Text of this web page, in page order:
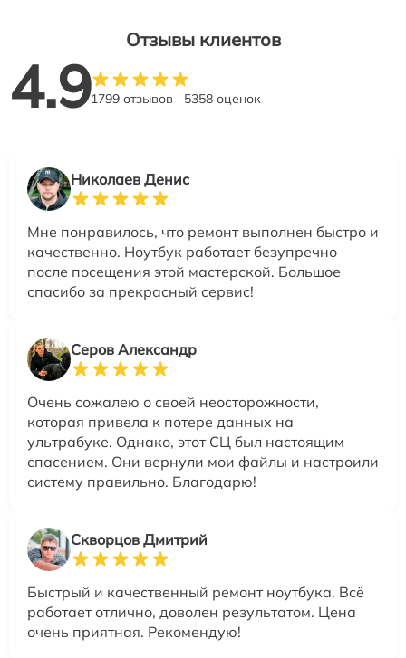
Отзывы клиентов
4.91799 отзывов 5358 оценок
Николаев Денис
Мне понравилось, что ремонт выполнен быстро и
качественно. Ноутбук работает безупречно
после посещения этой мастерской. Большое
спасибо за прекрасный сервис!
Серов Александр
Очень сожалею о своей неосторожности,
которая привела к потере данных на
ультрабуке. Однако, этот СЦ был настоящим
спасением. Они вернули мои файлы и настроили
систему правильно. Благодарю!
Скворцов Дмитрий
Быстрый и качественный ремонт ноутбука. Всё
работает отлично, доволен результатом. Цена
очень приятная. Рекомендую!